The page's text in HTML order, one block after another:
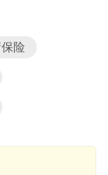
险